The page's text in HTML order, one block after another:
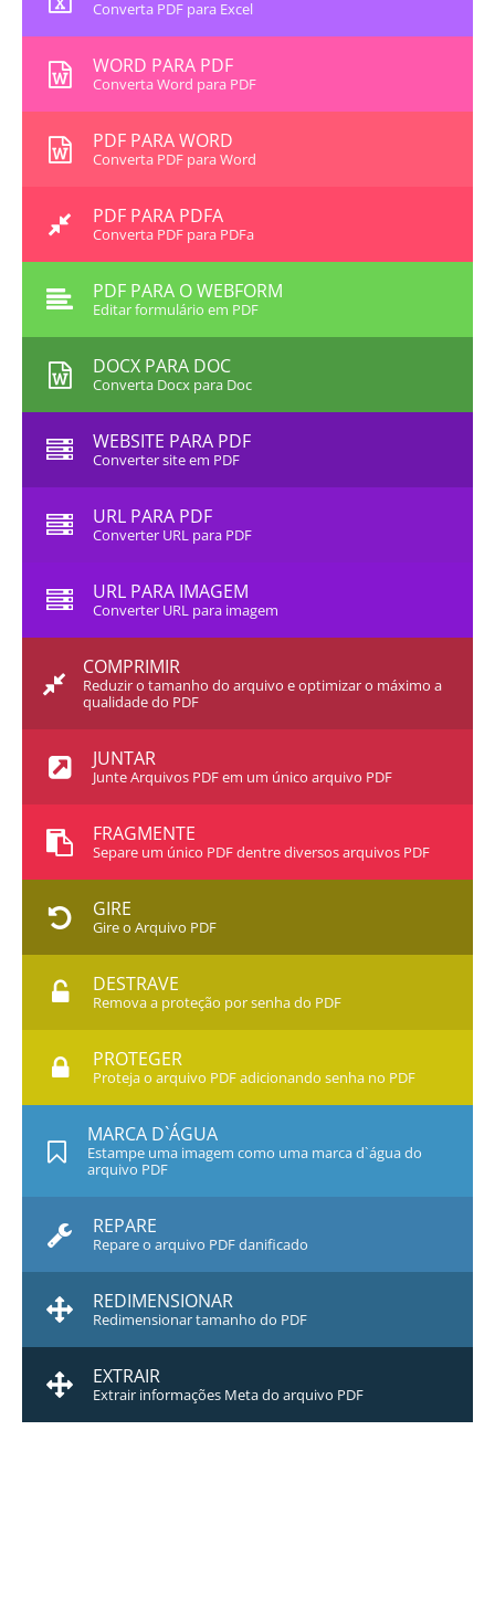
Converta PDF para Excel
WORD PARA PDF
Converta Word para PDF
PDF PARA WORD
Converta PDF para Word
PDF PARA PDFA
Converta PDF para PDFa
PDF PARA O WEBFORM
Editar formulário em PDF
DOCX PARA DOC
Converta Docx para Doc
WEBSITE PARA PDF
Converter site em PDF
URL PARA PDF
Converter URL para PDF
URL PARA IMAGEM
Converter URL para imagem
COMPRIMIR
Reduzir o tamanho do arquivo e optimizar o máximo a
qualidade do PDF
JUNTAR
Junte Arquivos PDF em um único arquivo PDF
FRAGMENTE
Separe um único PDF dentre diversos arquivos PDF
GIRE
Gire o Arquivo PDF
DESTRAVE
Remova a proteção por senha do PDF
PROTEGER
Proteja o arquivo PDF adicionando senha no PDF
MARCA D`ÁGUA
Estampe uma imagem como uma marca d`água do
arquivo PDF
REPARE
Repare o arquivo PDF danificado
REDIMENSIONAR
Redimensionar tamanho do PDF
EXTRAIR
Extrair informações Meta do arquivo PDF